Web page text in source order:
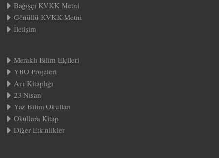
Bağışçı KVKK Metni
Gönüllü KVKK Metni
İletişim
Meraklı Bilim Elçileri
YBO Projeleri
Anı Kitaplığı
23 Nisan
Yaz Bilim Okulları
Okullara Kitap
Diğer Etkinlikler